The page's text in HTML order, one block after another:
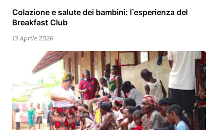
Colazione e salute dei bambini: l’esperienza del
Breakfast Club
13 Aprile 2026
13
Aprile
2026